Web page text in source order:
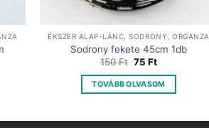
ÉKSZER ALAP-LÁNC, SODRONY, ORGANZA
Sodrony fekete 45cm 1db
150Ft Original
was:
150 Ft.
75 FtCurrent
is:
75 Ft.
TOVÁBB OLVASOM